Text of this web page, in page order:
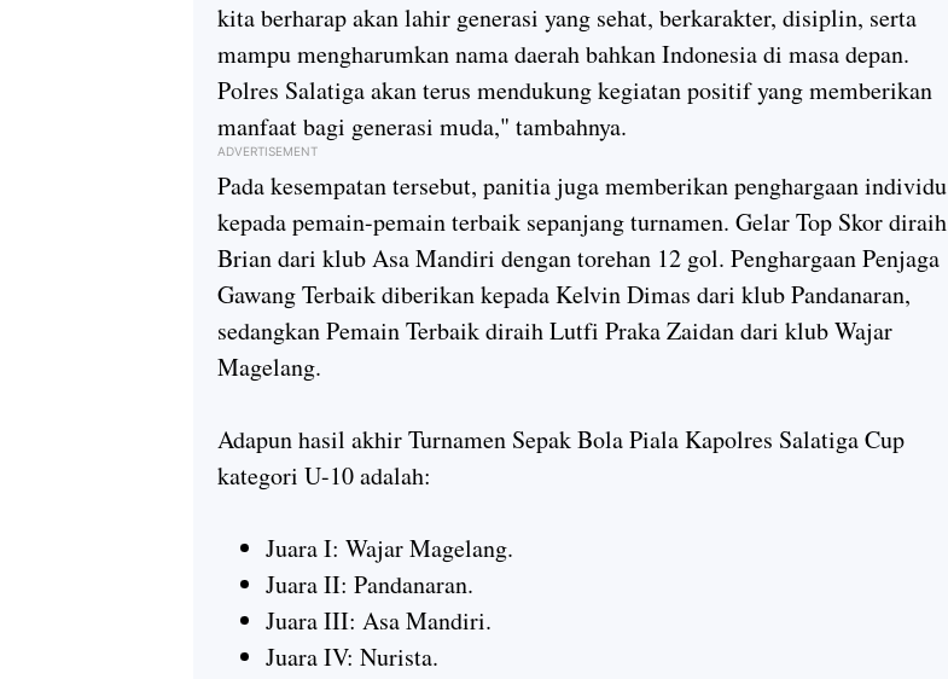
kita berharap akan lahir generasi yang sehat, berkarakter, disiplin, serta
mampu mengharumkan nama daerah bahkan Indonesia di masa depan.
Polres Salatiga akan terus mendukung kegiatan positif yang memberikan
manfaat bagi generasi muda," tambahnya.
ADVERTISEMENT
Pada kesempatan tersebut, panitia juga memberikan penghargaan individu
kepada pemain-pemain terbaik sepanjang turnamen. GelarTop Skordiraih
Brian dari klub Asa Mandiri dengan torehan 12 gol. PenghargaanPenjaga
Gawang Terbaikdiberikan kepada Kelvin Dimas dari klub Pandanaran,
sedangkanPemain Terbaikdiraih Lutfi Praka Zaidan dari klub Wajar
Magelang.
Adapun hasil akhir Turnamen Sepak Bola Piala Kapolres Salatiga Cup
kategori U-10 adalah:
Juara I: Wajar Magelang.
Juara II: Pandanaran.
Juara III: Asa Mandiri.
Juara IV: Nurista.